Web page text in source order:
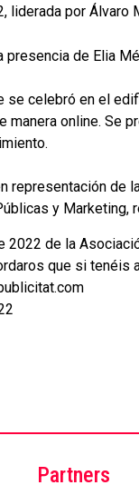
liderada por Álvaro
presencia de Elia
se celebró en el
manera online. Se
representación de
y Marketing,
2022 de la
que si tenéis
Partners